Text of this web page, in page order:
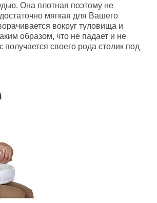
Она плотная поэтому не
мягкая для Вашего
вокруг туловища и
образом, что не падает и не
получается своего рода столик под